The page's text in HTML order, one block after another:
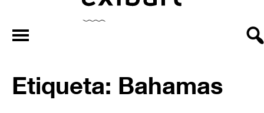
Etiqueta: Bahamas